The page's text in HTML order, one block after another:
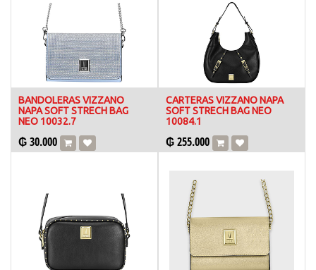
BANDOLERAS VIZZANO
NAPA SOFT STRECH BAG
NEO 10032.7
₲30.000
CARTERAS VIZZANO NAPA
SOFT STRECH BAG NEO
10084.1
₲255.000